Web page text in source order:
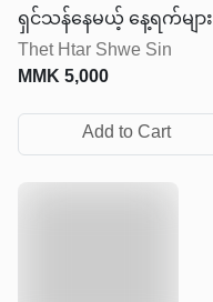
ရှင်သန်နေမယ့် နေ့ရက်များ
Thet Htar Shwe Sin
MMK5,000
Add to Cart